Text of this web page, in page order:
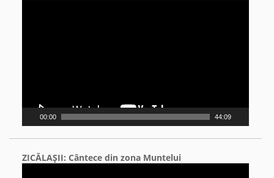
00:00 44:09
ZICĂLAŞII: Cântece din zona Muntelui